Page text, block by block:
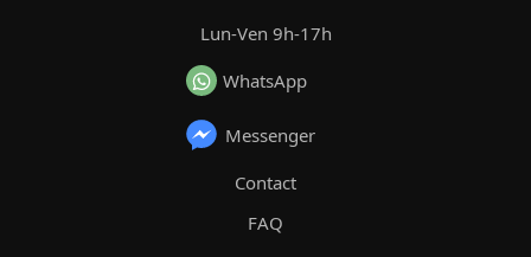
Lun-Ven 9h-17h
WhatsApp
Messenger
Contact
FAQ